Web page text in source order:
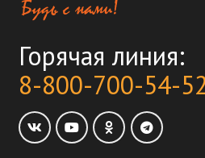
Горячая линия:
8-800-700-54-